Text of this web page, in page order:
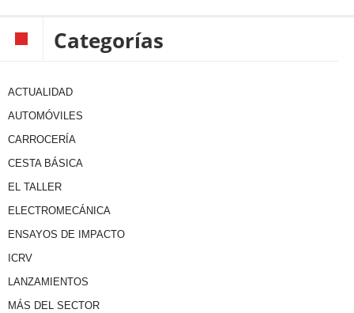
Categorías
ACTUALIDAD
AUTOMÓVILES
CARROCERÍA
CESTA BÁSICA
EL TALLER
ELECTROMECÁNICA
ENSAYOS DE IMPACTO
ICRV
LANZAMIENTOS
MÁS DEL SECTOR